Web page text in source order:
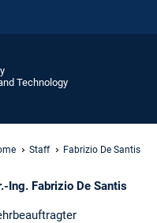
Technology
Staff Fabrizio De Santis
Ing. Fabrizio De Santis